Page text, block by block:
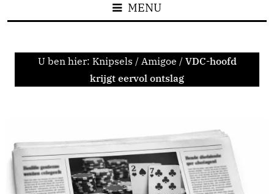
MENU
U ben hier: Knipsels / Amigoe / VDC-hoofd
krijgt eervol ontslag